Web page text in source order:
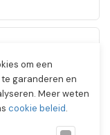
Boxes
om een
garanderen en
Meer weten
cookie beleid.